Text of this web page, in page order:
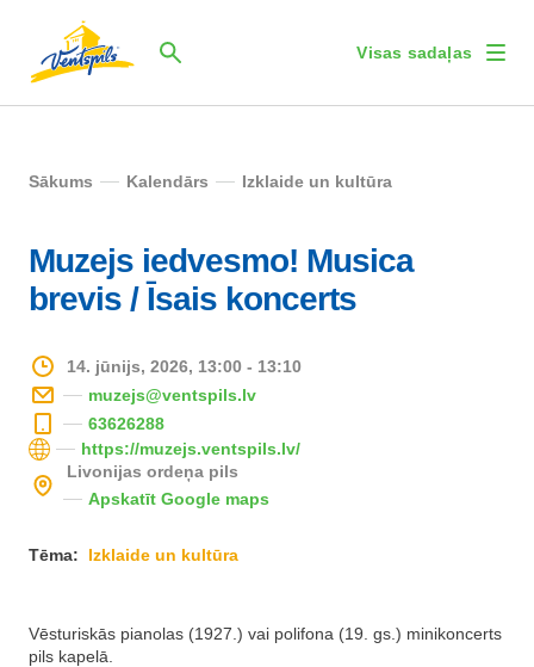
Visas sadaļas
Sākums Kalendārs Izklaide un kultūra
Muzejs iedvesmo! Musica
brevis / Īsais koncerts
14. jūnijs, 2026, 13:00 - 13:10
muzejs@ventspils.lv
63626288
https://muzejs.ventspils.lv/
Livonijas ordeņa pils
Apskatīt Google maps
Tēma: Izklaide un kultūra
Vēsturiskās pianolas (1927.) vai polifona (19. gs.) minikoncerts
pils kapelā.